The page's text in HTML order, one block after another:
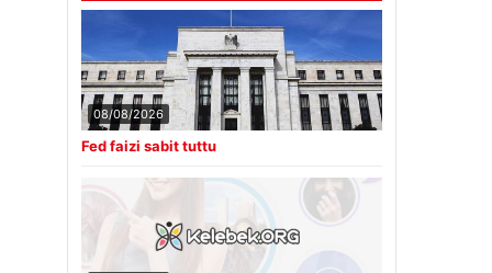
08/08/2026
Fed faizi sabit tuttu